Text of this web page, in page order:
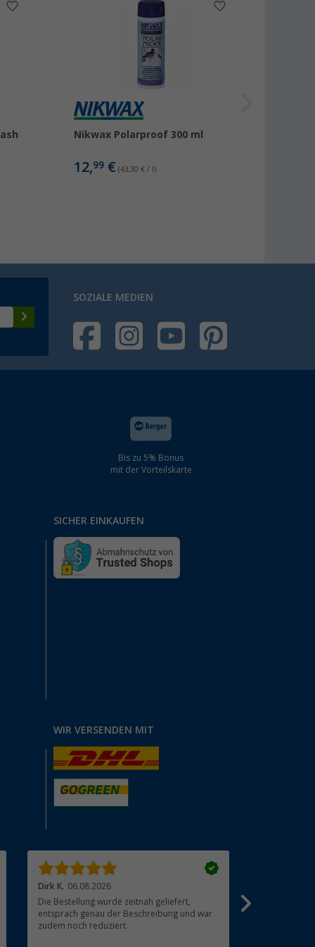
Nikwax Polarproof 300 ml
12,99€ (43,30 € / l)
SOZIALE MEDIEN
Bis zu 5% Bonus
mit der Vorteilskarte
SICHER EINKAUFEN
WIR VERSENDEN MIT
Dirk K. 06.08.2026
Die Bestellung wurde zeitnah geliefert,
entsprach genau der Beschreibung und war
zudem noch reduziert.